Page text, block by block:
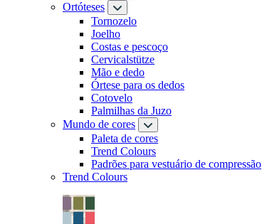
Ortóteses
Tornozelo
Joelho
Costas e pescoço
Cervicalstütze
Mão e dedo
Órtese para os dedos
Cotovelo
Palmilhas da Juzo
Mundo de cores
Paleta de cores
Trend Colours
Padrões para vestuário de compressão
Trend Colours